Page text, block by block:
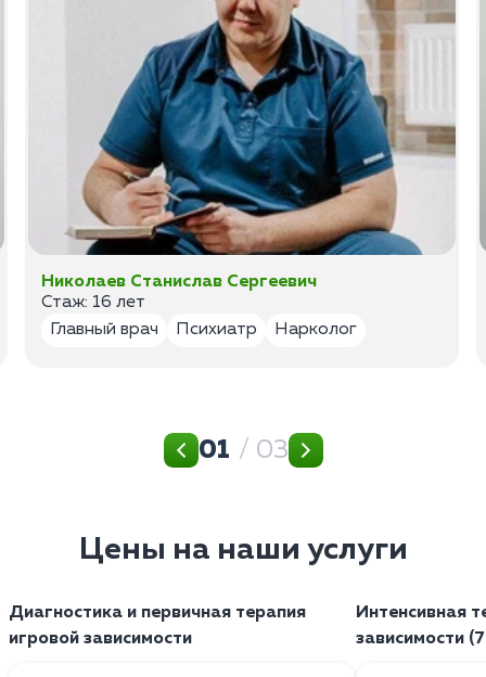
Николаев Станислав Сергеевич
Стаж: 16 лет
Главный врач
Психиатр Нарколог
01 / 03
Цены на наши услуги
Диагностика и первичная терапия
игровой зависимости
Интенсивная
зависимости